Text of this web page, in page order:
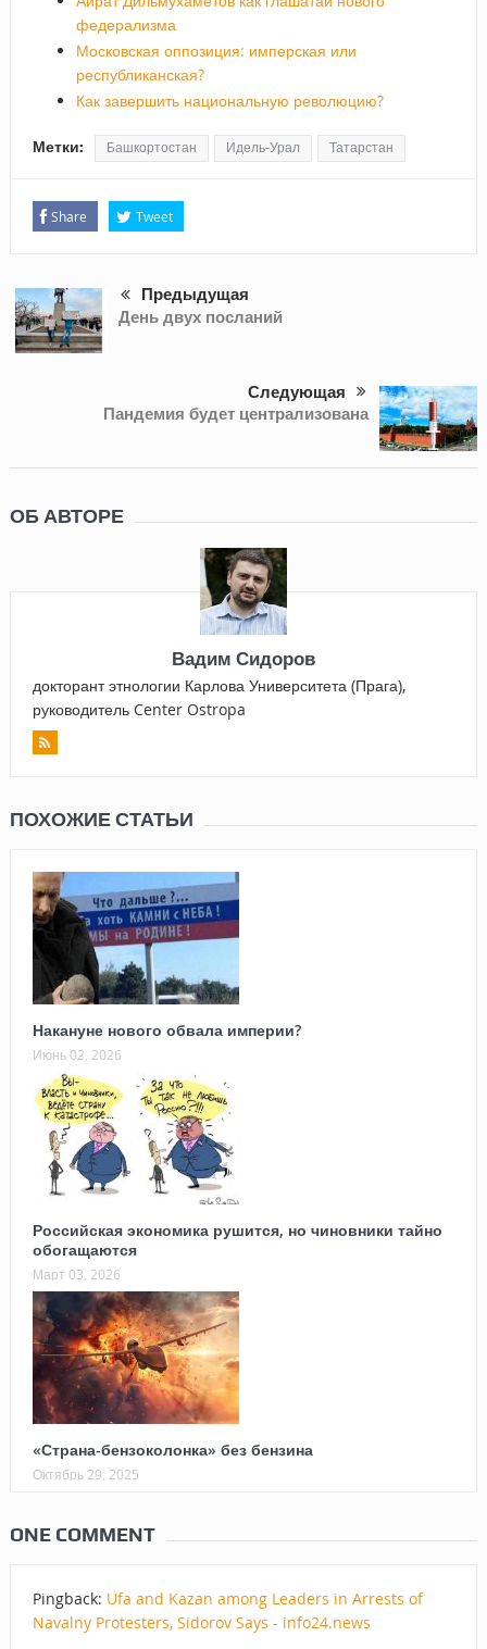
федерализма
Московская оппозиция: имперская или
республиканская?
Как завершить национальную революцию?
Метки: Башкортостан Идель-Урал Татарстан
Share Tweet
Предыдущая
День двух посланий
Следующая
Пандемия будет централизована
ОБ АВТОРЕ
Вадим Сидоров
докторант этнологии Карлова Университета (Прага),
руководитель Center Ostropa
ПОХОЖИЕ СТАТЬИ
Накануне нового обвала империи?
Июнь 02, 2026
Российская экономика рушится, но чиновники тайно
обогащаются
Март 03, 2026
«Страна-бензоколонка» без бензина
Октябрь 29, 2025
ONE COMMENT
Pingback: Ufa and Kazan among Leaders in Arrests of
Navalny Protesters, Sidorov Says - info24.news